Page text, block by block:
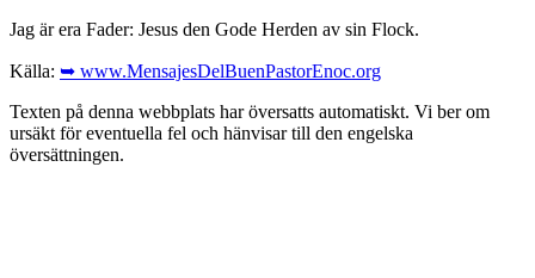
Jag är era Fader: Jesus den Gode Herden av sin Flock.
Källa: ➥ www.MensajesDelBuenPastorEnoc.org
Texten på denna webbplats har översatts automatiskt. Vi ber om
ursäkt för eventuella fel och hänvisar till den engelska
översättningen.